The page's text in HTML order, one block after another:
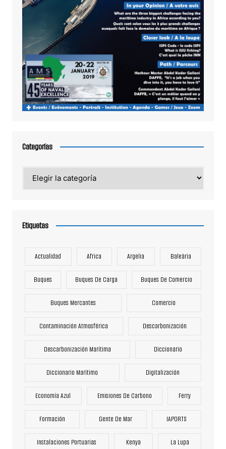
Categorías
Etiquetas
Actualidad Africa Argelia Baleària
Buques Buques De Carga Buques De Comercio
Buques Mercantes Comercio
Contaminación Atmosférica Descarbonización
Descarbonización Marítima Diccionario
Diccionario Marítimo Digitalización
Economía Azul Emisiones De Carbono Ferry
Formación Gente De Mar IAPORTS
Instalaciones Portuarias Kenya La Lupa